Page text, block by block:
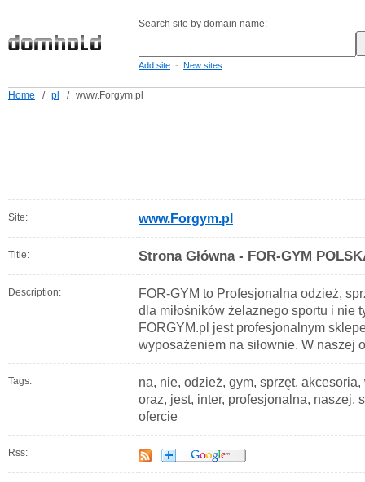
Search site by domain name:
Add site - New sites
Home / pl / www.Forgym.pl
Site: www.Forgym.pl
Title: Strona Główna - FOR-GYM
Description:
FOR-GYM to Profesjonalna odzież,
dla miłośników żelaznego sportu i nie
FORGYM.pl jest profesjonalnym
wyposażeniem na siłownie. W naszej
Tags:
na, nie, odzież, gym, sprzęt,
oraz, jest, inter, profesjonalna, naszej,
ofercie
Rss: